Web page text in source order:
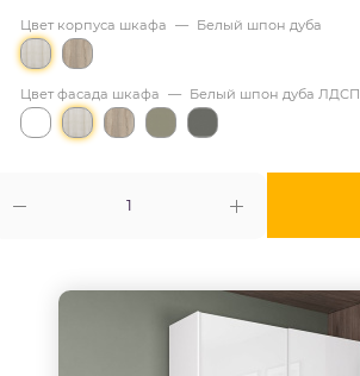
Цвет корпуса шкафа — Белый шпон дуба
Цвет фасада шкафа — Белый шпон дуба ЛДСП